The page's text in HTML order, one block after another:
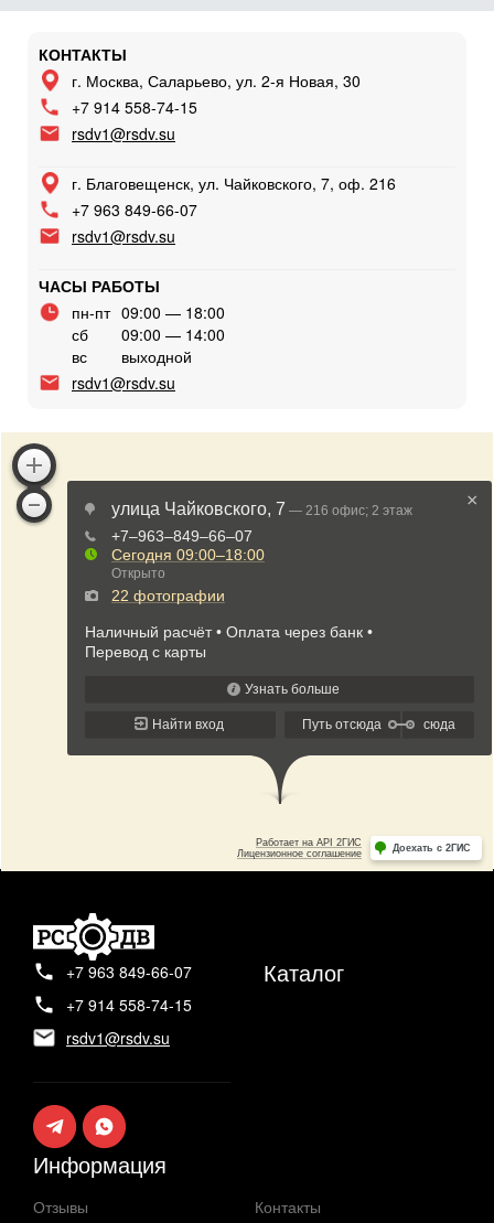
КОНТАКТЫ
г. Москва, Саларьево, ул. 2-я Новая, 30
+7 914 558-74-15
rsdv1@rsdv.su
г. Благовещенск, ул. Чайковского, 7, оф. 216
+7 963 849-66-07
rsdv1@rsdv.su
ЧАСЫ РАБОТЫ
пн-пт 09:00 — 18:00
сб
09:00 — 14:00
вс
выходной
rsdv1@rsdv.su
+7 963 849-66-07
+7 914 558-74-15
rsdv1@rsdv.su
Каталог
Информация
Отзывы Контакты